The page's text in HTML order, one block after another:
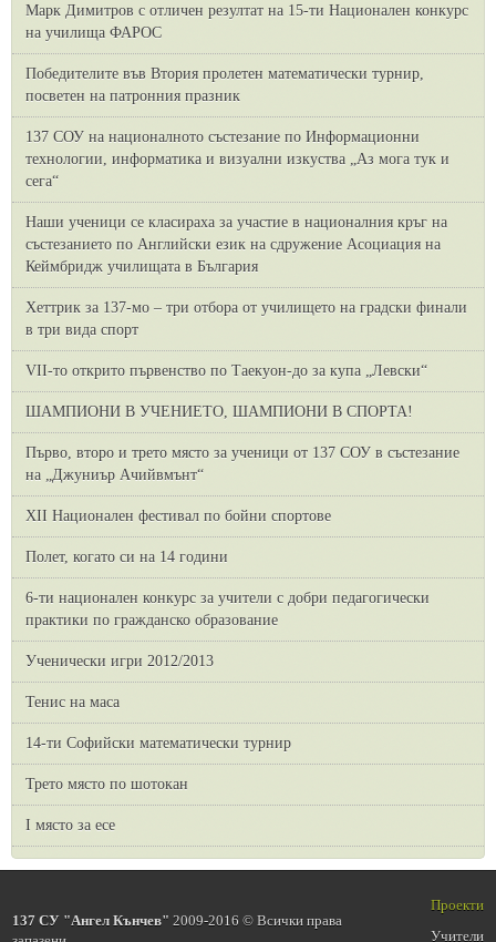
Марк Димитров с отличен резултат на 15-ти Национален конкурс
на училища ФАРОС
Победителите във Втория пролетен математически турнир,
посветен на патронния празник
137 СОУ на националното състезание по Информационни
технологии, информатика и визуални изкуства „Аз мога тук и
сега“
Наши ученици се класираха за участие в националния кръг на
състезанието по Английски език на сдружение Асоциация на
Кеймбридж училищата в България
Хеттрик за 137-мо – три отбора от училището на градски финали
в три вида спорт
VII-то открито първенство по Таекуон-до за купа „Левски“
ШАМПИОНИ В УЧЕНИЕТО, ШАМПИОНИ В СПОРТА!
Първо, второ и трето място за ученици от 137 СОУ в състезание
на „Джуниър Ачийвмънт“
XII Национален фестивал по бойни спортове
Полет, когато си на 14 години
6-ти национален конкурс за учители с добри педагогически
практики по гражданско образование
Ученически игри 2012/2013
Тенис на маса
14-ти Софийски математически турнир
Трето място по шотокан
I място за есе
137 СУ "Ангел Кънчев" 2009-2016 © Всички права
Проекти
Учители